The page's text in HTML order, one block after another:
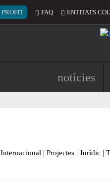
del compte
PROFIT FAQ ENTITATS
notícies
Internacional | Projectes | Jurídic |